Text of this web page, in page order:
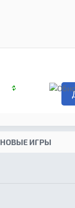
НОВЫЕ ИГРЫ